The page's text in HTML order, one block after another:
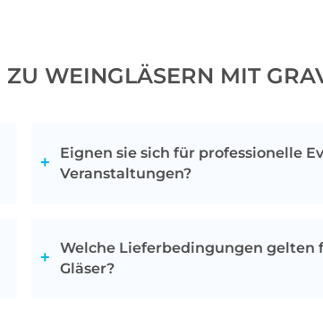
ZU WEINGLÄSERN MIT
Eignen sie sich für professionelle
Veranstaltungen?
verleihen jedem Moment eine elegante
Firmenveranstaltungen wie
Welche Lieferbedingungen gelten
Gläser?